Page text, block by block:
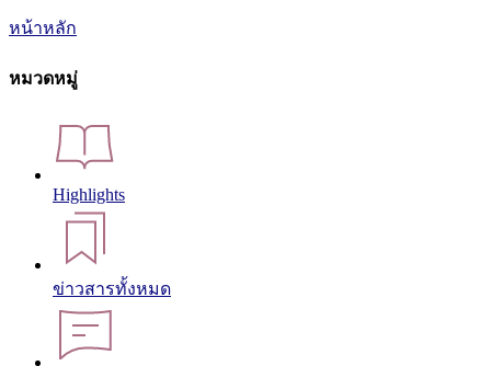
หน้าหลัก
หมวดหมู่
Highlights
ข่าวสารทั้งหมด